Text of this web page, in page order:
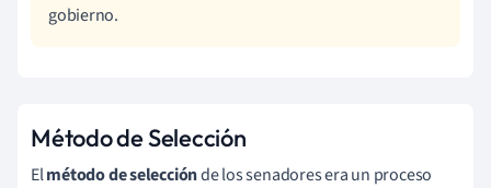
gobierno.
Método de Selección
Elmétodo de selecciónde los senadores era un proceso